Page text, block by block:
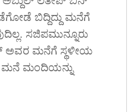
ಬಿದ್ದಿದ್ದು ಮನೆಗೆ
ಸಜಿಪಮುನ್ನೂರು
ಅವರ ಮನೆಗೆ ಸ್ಥಳೀಯ
ಮನೆ ಮಂದಿಯನ್ನು